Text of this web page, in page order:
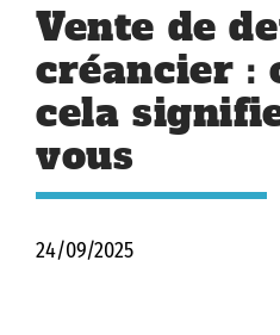
Vente de
créancier :
cela
vous
24/09/2025